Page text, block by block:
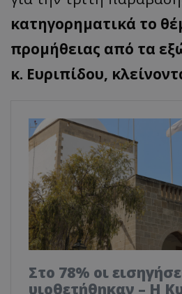
κατηγορηματικά το
προμήθειας από τα
κ. Ευριπίδου,
Στο 78% οι
υιοθετήθηκαν – Η